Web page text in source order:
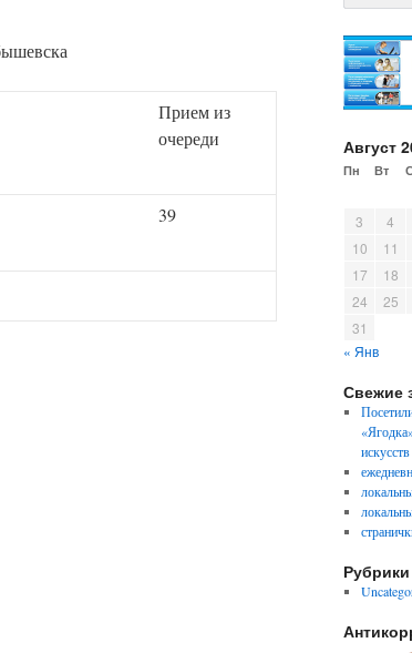
Прием из
очереди
39
Август
Пн Вт
3
4
10
11
17
18
24
25
31
« Янв
Свежие
Рубрики